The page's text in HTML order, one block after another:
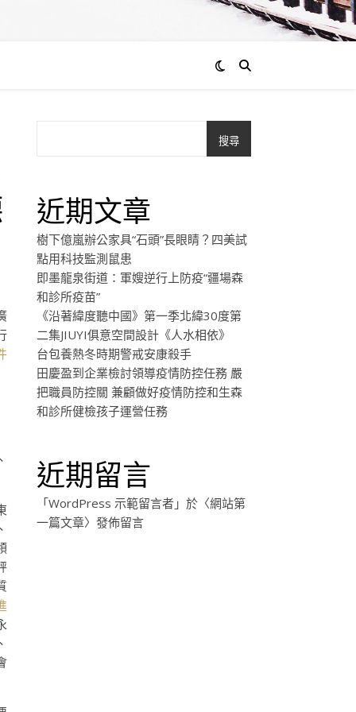
搜尋
近期文章
樹下億嵐辦公家具“石頭”長眼睛？四美試
點用科技監測鼠患
即墨龍泉街道：軍嫂逆行上防疫“疆場森
和診所疫苗”
《沿著緯度聽中國》第一季北緯30度第
二集JIUYI俱意空間設計《人水相依》
台包養熱冬時期警戒安康殺手
田慶盈到企業檢討領導疫情防控任務 嚴
把職員防控關 兼顧做好疫情防控和生森
和診所健檢孩子運營任務
近期留言
「WordPress 示範留言者 」於〈網站第
一篇文章〉發佈留言